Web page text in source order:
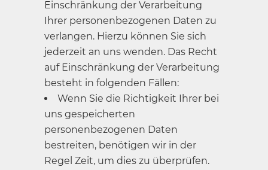
Einschränkung der Verarbeitung
Ihrer personenbezogenen Daten zu
verlangen. Hierzu können Sie sich
jederzeit an uns wenden. Das Recht
auf Einschränkung der Verarbeitung
besteht in folgenden Fällen:
Wenn Sie die Richtigkeit Ihrer bei
uns gespeicherten
personenbezogenen Daten
bestreiten, benötigen wir in der
Regel Zeit, um dies zu überprüfen.